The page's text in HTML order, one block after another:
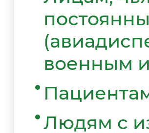
военным
Людям с